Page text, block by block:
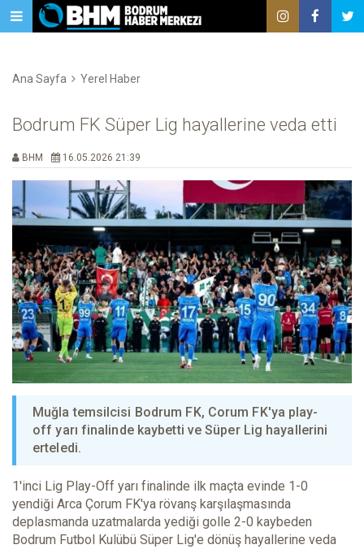
Ana Sayfa Yerel Haber
Bodrum FK Süper Lig hayallerine veda etti
BHM 16.05.2026 21:39
Muğla temsilcisi Bodrum FK, Corum FK'ya play-
off yarı finalinde kaybetti ve Süper Lig hayallerini
erteledi.
1'inci Lig Play-Off yarı finalinde ilk maçta evinde 1-0
yendiği Arca Çorum FK'ya rövanş karşılaşmasında
deplasmanda uzatmalarda yediği golle 2-0 kaybeden
Bodrum Futbol Kulübü Süper Lig'e dönüş hayallerine veda